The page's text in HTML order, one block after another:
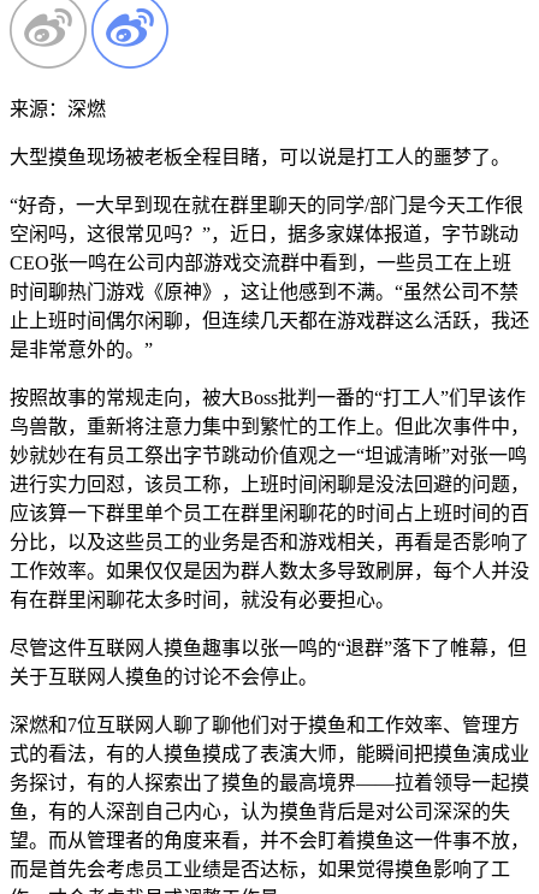
来源：深燃
大型摸鱼现场被老板全程目睹，可以说是打工人的噩梦了。
“好奇，一大早到现在就在群里聊天的同学/部门是今天工作很
空闲吗，这很常见吗？”，近日，据多家媒体报道，字节跳动
CEO张一鸣在公司内部游戏交流群中看到，一些员工在上班
时间聊热门游戏《原神》，这让他感到不满。“虽然公司不禁
止上班时间偶尔闲聊，但连续几天都在游戏群这么活跃，我还
是非常意外的。”
按照故事的常规走向，被大Boss批判一番的“打工人”们早该作
鸟兽散，重新将注意力集中到繁忙的工作上。但此次事件中，
妙就妙在有员工祭出字节跳动价值观之一“坦诚清晰”对张一鸣
进行实力回怼，该员工称，上班时间闲聊是没法回避的问题，
应该算一下群里单个员工在群里闲聊花的时间占上班时间的百
分比，以及这些员工的业务是否和游戏相关，再看是否影响了
工作效率。如果仅仅是因为群人数太多导致刷屏，每个人并没
有在群里闲聊花太多时间，就没有必要担心。
尽管这件互联网人摸鱼趣事以张一鸣的“退群”落下了帷幕，但
关于互联网人摸鱼的讨论不会停止。
深燃和7位互联网人聊了聊他们对于摸鱼和工作效率、管理方
式的看法，有的人摸鱼摸成了表演大师，能瞬间把摸鱼演成业
务探讨，有的人探索出了摸鱼的最高境界——拉着领导一起摸
鱼，有的人深剖自己内心，认为摸鱼背后是对公司深深的失
望。而从管理者的角度来看，并不会盯着摸鱼这一件事不放，
而是首先会考虑员工业绩是否达标，如果觉得摸鱼影响了工